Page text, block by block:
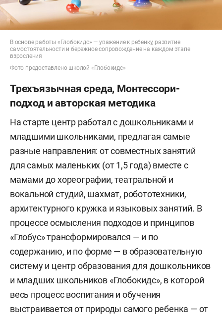
В основе работы «Глобокидс» — уважение к ребенку, развитие
самостоятельности и бережное сопровождение на каждом этапе
взросления
Фото предоставлено школой «Глобокидс»
Трехъязычная среда, Монтессори-
подход и авторская методика
На старте центр работал с дошкольниками и
младшими школьниками, предлагая самые
разные направления: от совместных занятий
для самых маленьких (от 1,5 года) вместе с
мамами до хореографии, театральной и
вокальной студий, шахмат, робототехники,
архитектурного кружка и языковых занятий. В
процессе осмысления подходов и принципов
«Глобус» трансформировался — и по
содержанию, и по форме — в образовательную
систему и центр образования для дошкольников
и младших школьников «Глобокидс», в которой
весь процесс воспитания и обучения
выстраивается от природы самого ребенка — от